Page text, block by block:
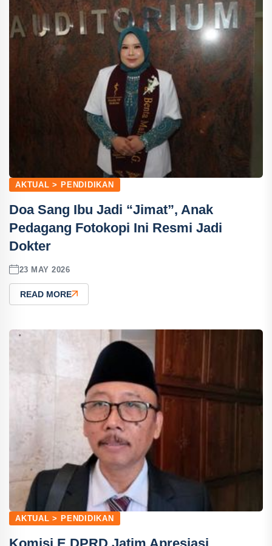
AKTUAL > PENDIDIKAN
Doa Sang Ibu Jadi “Jimat”, Anak
Pedagang Fotokopi Ini Resmi Jadi
Dokter
23 MAY 2026
READ MORE
AKTUAL > PENDIDIKAN